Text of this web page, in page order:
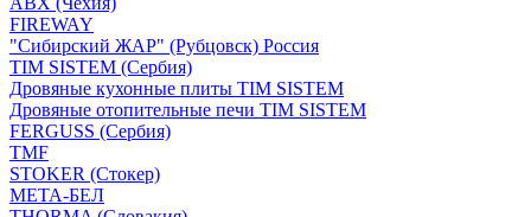
FIREWAY
"Сибирский ЖАР" (Рубцовск) Россия
TIM SISTEM (Сербия)
Дровяные кухонные плиты TIM SISTEM
Дровяные отопительные печи TIM SISTEM
FERGUSS (Сербия)
TMF
STOKER (Стокер)
МЕТА-БЕЛ